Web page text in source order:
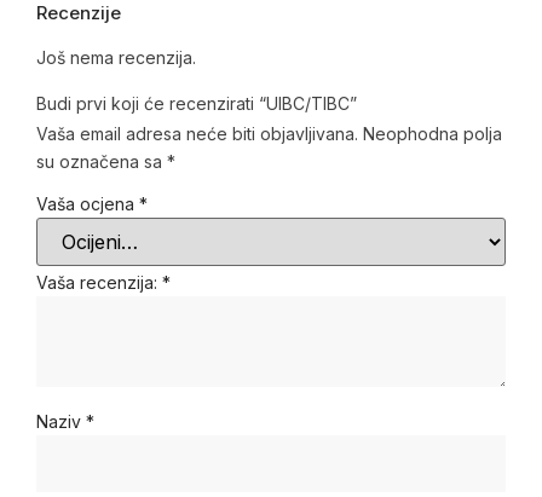
Recenzije
Još nema recenzija.
Budi prvi koji će recenzirati “UIBC/TIBC”
Vaša email adresa neće biti objavljivana. Neophodna polja
su označena sa *
Vaša ocjena *
Vaša recenzija: *
Naziv *